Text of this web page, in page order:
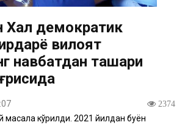
Халқ демократик
вилоят
навбатдан ташқари
2374
масала кўрилди. 2021 йилдан буён